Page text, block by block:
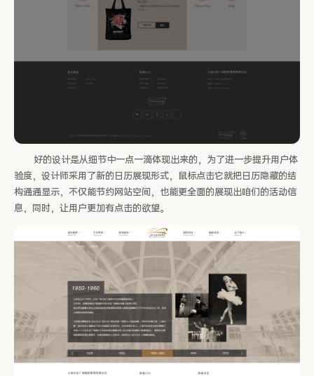
好的设计是从细节中一点一滴体现出来的，为了进一步提升用户体
验度，设计师采用了新的日历展现形式，鼠标点击它就把日历隐藏的结
构通通显示，不仅能节约网站空间，也能更全面的展现出咱们的活动信
息，同时，让用户更加有点击的欲望。